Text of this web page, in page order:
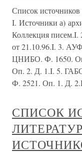
Список
I. Источники а)
Коллекция
от 21.10.96.I. 3.
ЦНИБО. Ф. 1650.
Оп. 2. Д. 1.I. 5.
Ф. 2521. Оп. 1. Д.
СПИСОК